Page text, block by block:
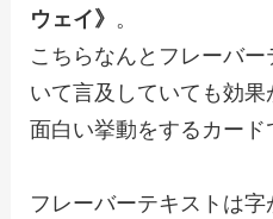
ウェイ》 。
こちらなんとフレーバー
いて言及していても効
面白い挙動をするカード
フレーバーテキストは字